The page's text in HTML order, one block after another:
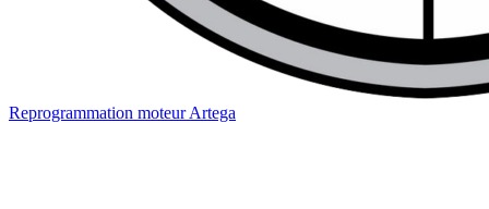
Reprogrammation moteurArtega